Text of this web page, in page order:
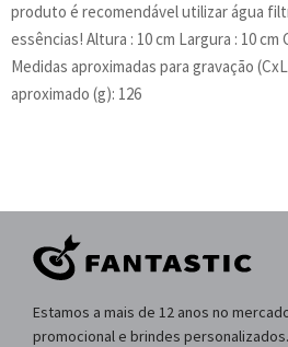
produto é recomendável utilizar água
essências! Altura : 10 cm Largura : 10 cm
Medidas aproximadas para gravação
aproximado (g): 126
Estamos a mais de 12 anos no
promocional e brindes